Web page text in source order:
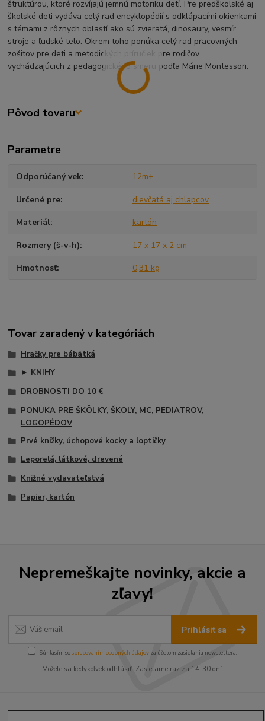
štruktúrou, ktoré rozvíjajú jemnú motoriku detí. Pre predškolské aj
školské deti vydáva celý rad encyklopédií s odklápacími okienkami
s témami z rôznych oblastí ako sú zvieratá, dinosaury, vesmír,
stroje a ľudské telo. Okrem toho ponúka celý rad pracovných
zošitov pre deti a metodických príručiek pre rodičov
vychádzajúcich z pedagogického smeru podľa Márie Montessori.
Pôvod tovaru
Parametre
Odporúčaný vek 12m+
Určené pre dievčatá aj chlapcov
Materiál kartón
Rozmery (š-v-h) 17 x 17 x 2 cm
Hmotnosť 0,31 kg
Tovar zaradený v kategóriách
Hračky pre bábätká
► KNIHY
DROBNOSTI DO 10 €
PONUKA PRE ŠKÔLKY, ŠKOLY, MC, PEDIATROV,
LOGOPÉDOV
Prvé knižky, úchopové kocky a loptičky
Leporelá, látkové, drevené
Knižné vydavateľstvá
Papier, kartón
Nepremeškajte novinky, akcie a
zľavy!
Prihlásiť sa
Súhlasím sospracovaním osobných údajov za účelom zasielania newslettera.
Môžete sa kedykoľvek odhlásiť. Zasielame raz za 14-30 dní.